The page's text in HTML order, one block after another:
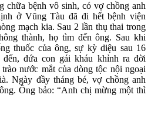
chữa bệnh vô sinh, có vợ chồng anh
ở Vũng Tàu đã đi hết bệnh viện
mạch kia. Sau 2 lần thụ thai trong
thành, họ tìm đến ông. Sau khi
thuốc của ông, sự kỳ diệu sau 16
đến, đứa con gái kháu khỉnh ra đời
nước mắt của dòng tộc nội ngoại
Ngày đầy tháng bé, vợ chồng anh
Ông bảo: “Anh chị mừng một thì